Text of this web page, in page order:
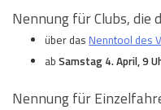
Nennung für Clubs, die
über das Nenntool des
abSamstag 4. April, 9
Nennung für